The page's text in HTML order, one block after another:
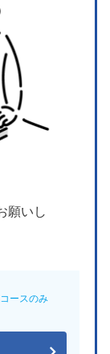
願いし
ースのみ